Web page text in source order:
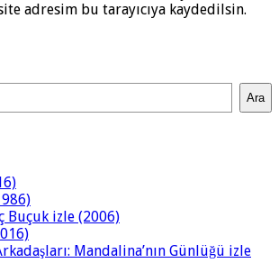
adresim bu tarayıcıya kaydedilsin.
Ara
Buçuk izle (2006)
Mandalina’nın Günlüğü izle